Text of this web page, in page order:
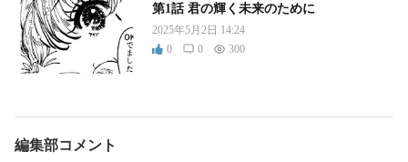
第1話 君の輝く未来のために
2025年5月2日 14:24
0
0 300
編集部コメント